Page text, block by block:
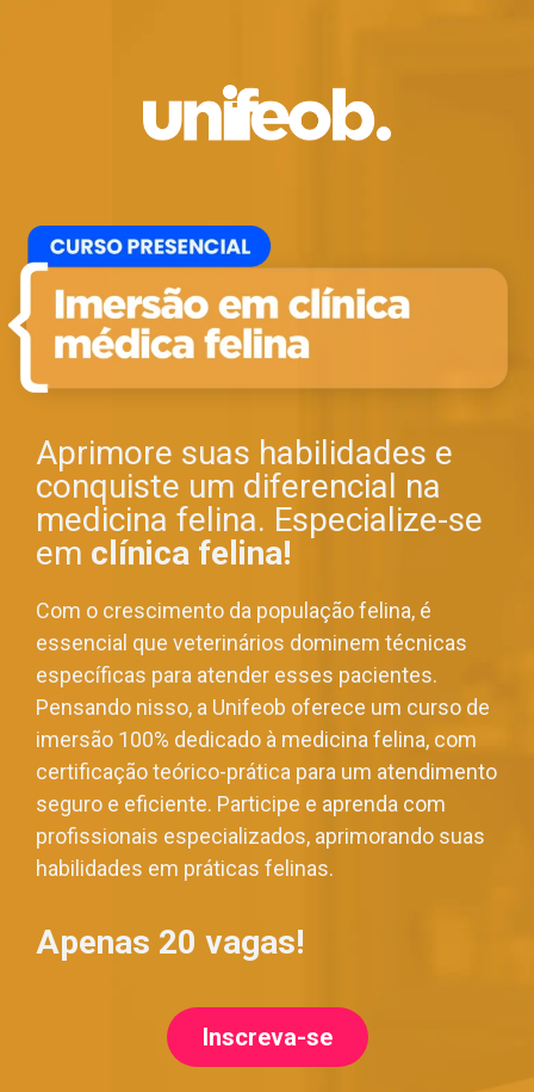
Aprimore suas habilidades e
conquiste um diferencial na
medicina felina. Especialize-se
em clínica felina!
Com o crescimento da população felina, é
essencial que veterinários dominem técnicas
específicas para atender esses pacientes.
Pensando nisso, a Unifeob oferece um curso de
imersão 100% dedicado à medicina felina, com
certificação teórico-prática para um atendimento
seguro e eficiente. Participe e aprenda com
profissionais especializados, aprimorando suas
habilidades em práticas felinas.
Apenas 20 vagas!
Inscreva-se